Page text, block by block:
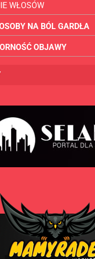
WŁOSÓW
NA BÓL GARDŁA
OBJAWY